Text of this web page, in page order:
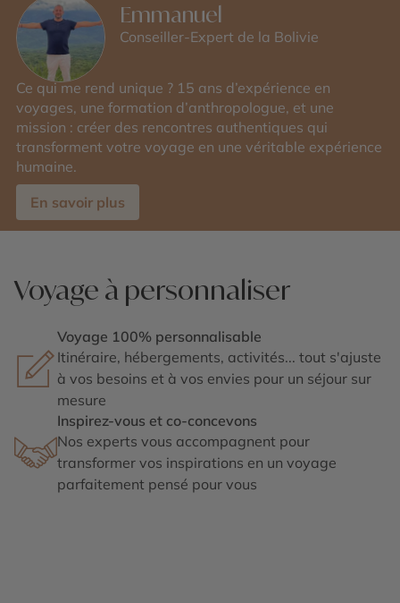
Emmanuel
Conseiller-Expert de la Bolivie
Ce qui me rend unique ? 15 ans d’expérience en
voyages, une formation d’anthropologue, et une
mission : créer des rencontres authentiques qui
transforment votre voyage en une véritable expérience
humaine.
En savoir plus
Voyage à personnaliser
Voyage 100% personnalisable
Itinéraire, hébergements, activités... tout s'ajuste
à vos besoins et à vos envies pour un séjour sur
mesure
Inspirez-vous et co-concevons
Nos experts vous accompagnent pour
transformer vos inspirations en un voyage
parfaitement pensé pour vous